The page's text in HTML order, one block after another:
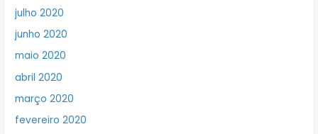
julho 2020
junho 2020
maio 2020
abril 2020
março 2020
fevereiro 2020